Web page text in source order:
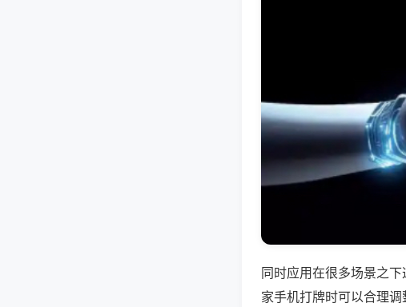
同时应用在很多场景之
家手机打牌时可以合理调